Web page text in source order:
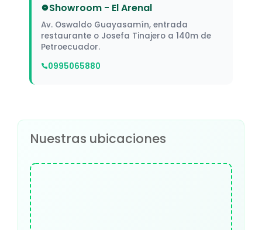
Showroom - El Arenal
Av. Oswaldo Guayasamín, entrada
restaurante o Josefa Tinajero a 140m de
Petroecuador.
0995065880
Nuestras ubicaciones